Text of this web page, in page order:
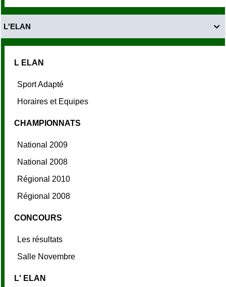

L'ELAN
L ELAN
Sport Adapté
Horaires et Equipes
CHAMPIONNATS
National 2009
National 2008
Régional 2010
Régional 2008
CONCOURS
Les résultats
Salle Novembre
L' ELAN